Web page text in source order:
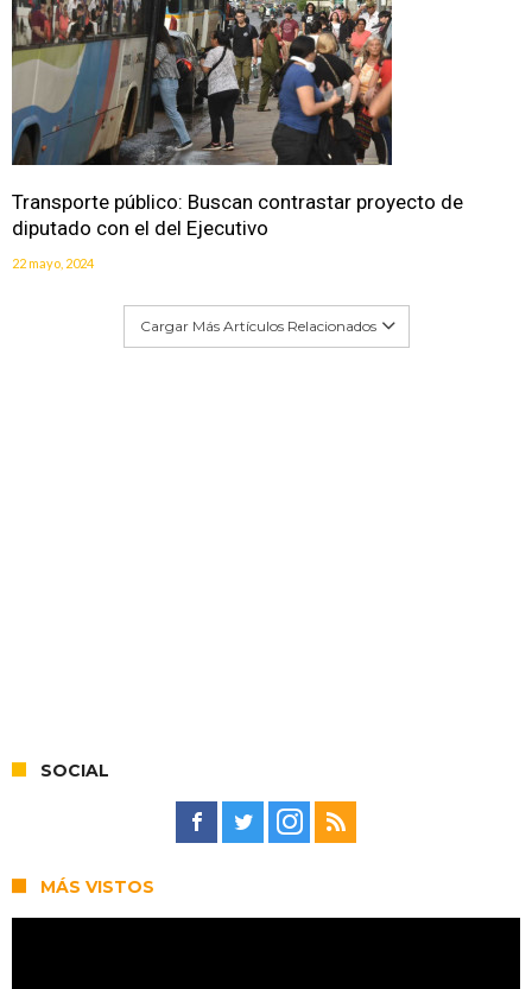
Transporte público: Buscan contrastar proyecto de
diputado con el del Ejecutivo
22 mayo, 2024
Cargar Más Artículos Relacionados
SOCIAL
MÁS VISTOS